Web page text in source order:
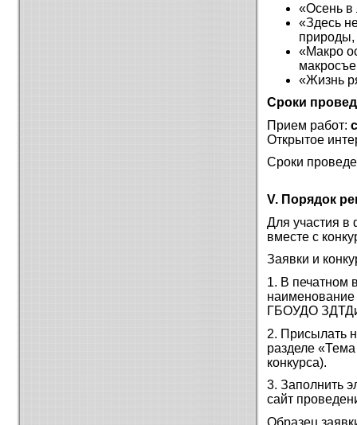
«Осень в
«Здесь
природы,
«Макро
«Жизнь
Сроки
Прием работ:
Открытое
Сроки
V. Порядок
Для участия в
вместе с
Заявки и
1. В печатном
наименование
ГБОУДО
2. Присылать
разделе
конкурса).
3. Заполнить
сайт
Образец